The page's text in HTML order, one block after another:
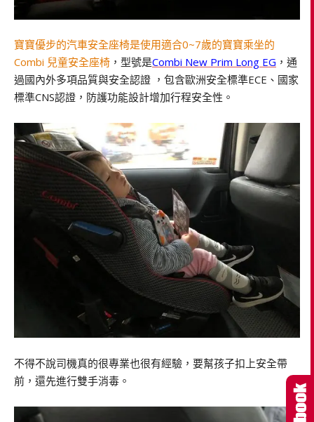
寶寶優步的汽車安全座椅是使用適合0~7歲的寶寶乘坐的
Combi 兒童安全座椅 ，型號是Combi New Prim Long EG ，通
過國內外多項品質與安全認證 ，包含歐洲安全標準ECE、國家
標準CNS認證，防護功能設計增加行程安全性。
不得不說司機真的很專業也很有經驗，要幫孩子扣上安全帶
前，還先進行雙手消毒。